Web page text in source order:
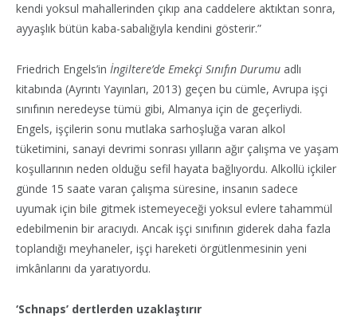
kendi yoksul mahallerinden çıkıp ana caddelere aktıktan sonra,
ayyaşlık bütün kaba-sabalığıyla kendini gösterir.”
Friedrich Engels’in İngiltere’de Emekçi Sınıfın Durumu adlı
kitabında (Ayrıntı Yayınları, 2013) geçen bu cümle, Avrupa işçi
sınıfının neredeyse tümü gibi, Almanya için de geçerliydi.
Engels, işçilerin sonu mutlaka sarhoşluğa varan alkol
tüketimini, sanayi devrimi sonrası yılların ağır çalışma ve yaşam
koşullarının neden olduğu sefil hayata bağlıyordu. Alkollü içkiler
günde 15 saate varan çalışma süresine, insanın sadece
uyumak için bile gitmek istemeyeceği yoksul evlere tahammül
edebilmenin bir aracıydı. Ancak işçi sınıfının giderek daha fazla
toplandığı meyhaneler, işçi hareketi örgütlenmesinin yeni
imkânlarını da yaratıyordu.
‘Schnaps’ dertlerden uzaklaştırır